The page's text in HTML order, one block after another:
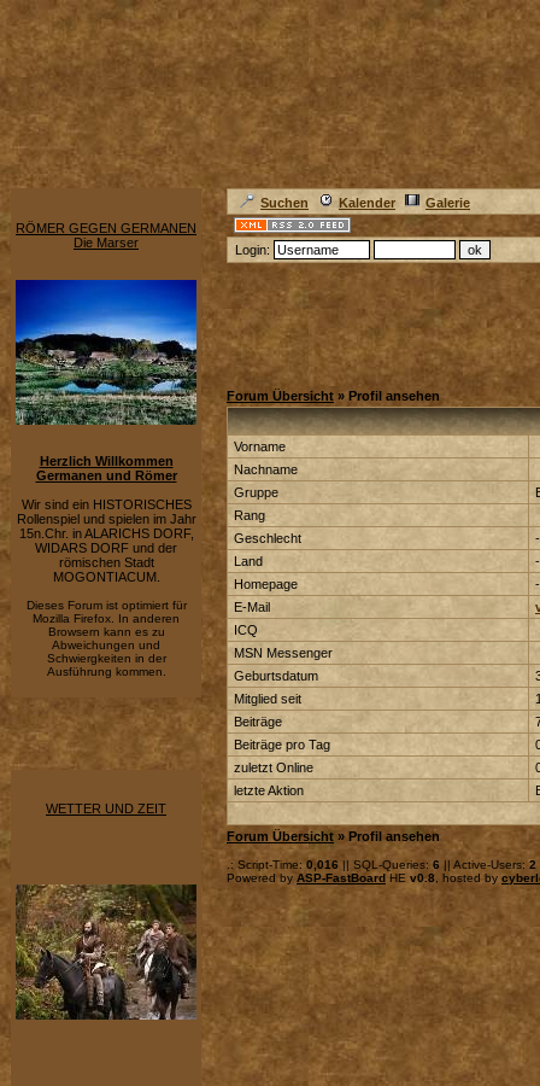
RÖMER GEGEN GERMANEN
Die Marser
Herzlich Willkommen
Germanen und Römer
Wir sind ein HISTORISCHES
Rollenspiel und spielen im Jahr
15n.Chr. in ALARICHS DORF,
WIDARS DORF und der
römischen Stadt
MOGONTIACUM.
Dieses Forum ist optimiert für
Mozilla Firefox. In anderen
Browsern kann es zu
Abweichungen und
Schwiergkeiten in der
Ausführung kommen.
WETTER UND ZEIT
Suchen Kalender Galerie
Login:
Forum Übersicht » Profil ansehen
Vorname
Nachname
Gruppe
Rang
Geschlecht
-
Land
-
Homepage
-
E-Mail
ICQ
MSN Messenger
Geburtsdatum
Mitglied seit
Beiträge
Beiträge pro Tag
zuletzt Online
letzte Aktion
Forum Übersicht » Profil ansehen
.: Script-Time:0,016 || SQL-Queries: 6 || Active-Users: 2
Powered by ASP-FastBoard HE v0.8 , hosted by